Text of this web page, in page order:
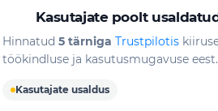
Kasutajate poolt
Hinnatud5 tärniga Trustpilotis
töökindluse ja kasutusmugavuse eest.
Kasutajate usaldus